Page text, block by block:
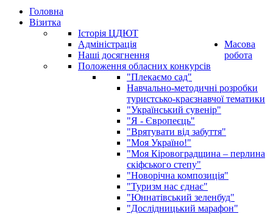
Головна
Візитка
Історія ЦДЮТ
Адміністрація
Наші досягнення
Масова
робота
Положення обласних конкурсів
"Плекаємо сад"
Навчально-методичні розробки
туристсько-краєзнавчої тематики
"Український сувенір"
"Я - Європеєць"
"Врятувати від забуття"
"Моя Україно!"
"Моя Кіровоградщина – перлина
скіфського степу"
"Новорічна композиція"
"Туризм нас єднає"
"Юннатівський зеленбуд"
"Дослідницький марафон"